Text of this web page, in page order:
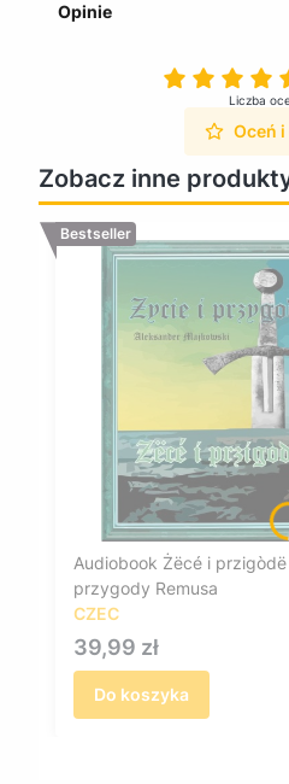
Opinie
Liczba
Oceń
Zobacz inne
Bestseller
Audiobook Żëcé i
przygody Remusa
CZEC
Cena
39,99 zł
Do koszyka